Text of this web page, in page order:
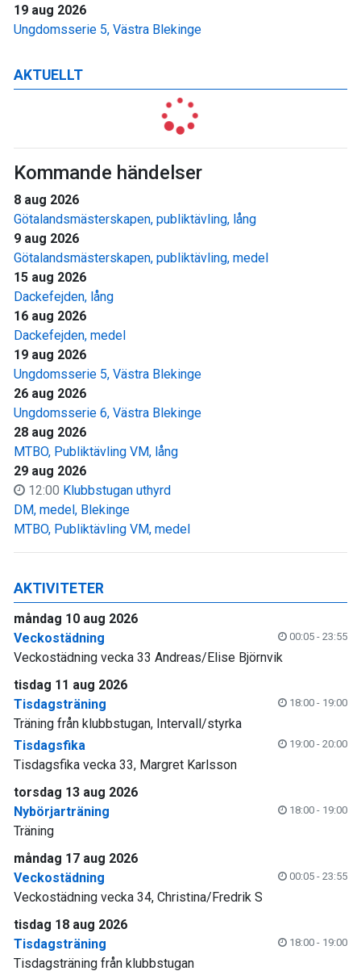
19 aug 2026
Ungdomsserie 5, Västra Blekinge
AKTUELLT
Kommande händelser
8 aug 2026
Götalandsmästerskapen, publiktävling, lång
9 aug 2026
Götalandsmästerskapen, publiktävling, medel
15 aug 2026
Dackefejden, lång
16 aug 2026
Dackefejden, medel
19 aug 2026
Ungdomsserie 5, Västra Blekinge
26 aug 2026
Ungdomsserie 6, Västra Blekinge
28 aug 2026
MTBO, Publiktävling VM, lång
29 aug 2026
12:00 Klubbstugan uthyrd
DM, medel, Blekinge
MTBO, Publiktävling VM, medel
AKTIVITETER
måndag 10 aug 2026
Veckostädning
00:05 - 23:55
Veckostädning vecka 33 Andreas/Elise Björnvik
tisdag 11 aug 2026
Tisdagsträning
18:00 - 19:00
Träning från klubbstugan, Intervall/styrka
Tisdagsfika
19:00 - 20:00
Tisdagsfika vecka 33, Margret Karlsson
torsdag 13 aug 2026
Nybörjarträning
18:00 - 19:00
Träning
måndag 17 aug 2026
Veckostädning
00:05 - 23:55
Veckostädning vecka 34, Christina/Fredrik S
tisdag 18 aug 2026
Tisdagsträning
18:00 - 19:00
Tisdagsträning från klubbstugan